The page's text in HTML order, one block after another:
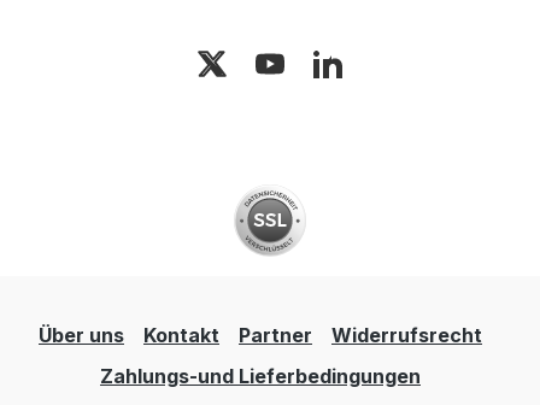
Über uns Kontakt Partner
Widerrufsrecht
Zahlungs-und Lieferbedingungen